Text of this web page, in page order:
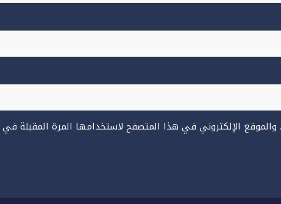
والموقع الإلكتروني في هذا المتصفح لاستخدامها المرة المقبلة